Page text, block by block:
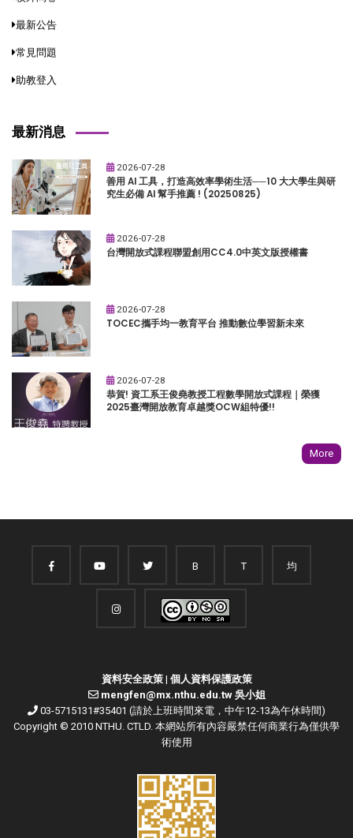
最新公告
常見問題
助教登入
最新消息
2026-07-28
善用 AI 工具，打造高效率學術生活──10 大大學生與研
究生必備 AI 幫手推薦 ! (20250825)
2026-07-28
台灣開放式課程聯盟創用CC4.0中英文版授權書
2026-07-28
TOCEC攜手均一教育平台 推動數位學習新未來
2026-07-28
恭賀! 資工系王俊堯教授工程數學開放式課程｜榮獲
2025臺灣開放教育卓越獎OCW組特優!!
More
B T 均
資料安全政策| 個人資料保護政策
mengfen@mx.nthu.edu.tw 吳小姐
03-5715131#35401 (請於上班時間來電，中午12-13為午休時間)
Copyright © 2010 NTHU. CTLD. 本網站所有內容嚴禁任何商業行為僅供學
術使用